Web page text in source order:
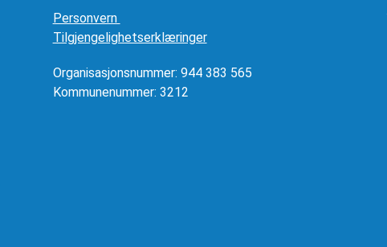
Personvern
Tilgjengelighetserklæringer
Organisasjonsnummer: 944 383 565
Kommunenummer: 3212